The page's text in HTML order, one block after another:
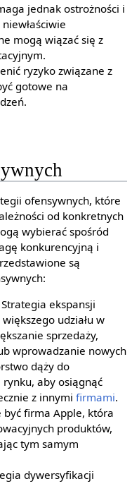
jednak ostrożności i
mogą wiązać się z
ryzyko związane z
gotowe na
ofensywnych, które
od konkretnych
wybierać spośród
konkurencyjną i
są
Strategia ekspansji
udziału w
sprzedaży,
wprowadzanie nowych
dąży do
aby osiągnąć
z innymifirmami.
być firma Apple, która
produktów,
tym samym
dywersyfikacji